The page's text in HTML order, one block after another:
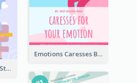
Emotions Caresses Book Cover
Romance Musical Story Book Cover